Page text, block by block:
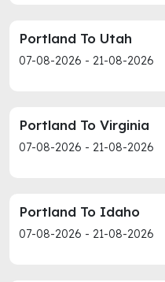
Portland To Utah
07-08-2026 - 21-08-2026
Portland To Virginia
07-08-2026 - 21-08-2026
Portland To Idaho
07-08-2026 - 21-08-2026